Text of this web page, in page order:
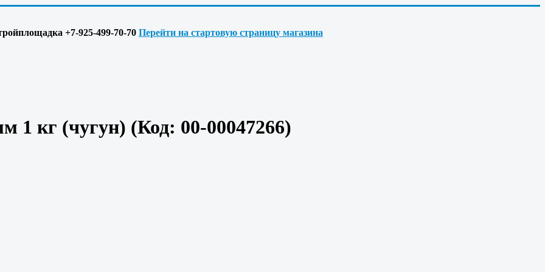
+7-925-499-70-70 Перейти на стартовую страницу магазина
1 кг (чугун) (Код: 00-00047266)